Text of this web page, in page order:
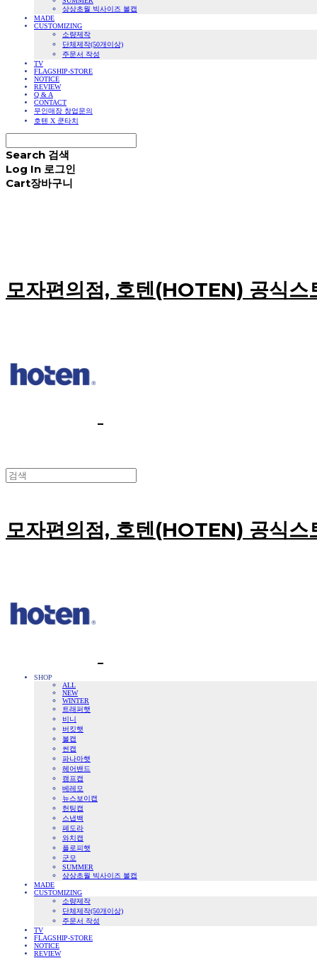
상상초월 빅사이즈 볼캡
MADE
CUSTOMIZING
소량제작
단체제작(50개이상)
주문서 작성
TV
FLAGSHIP-STORE
NOTICE
REVIEW
Q & A
CONTACT
무인매장 창업문의
호텐 X 쿤타치
Search 검색
Log In 로그인
Cart장바구니
모자편의점, 호텐(HOTEN) 공식스
모자편의점, 호텐(HOTEN) 공식스
SHOP
ALL
NEW
WINTER
트래퍼햇
비니
버킷햇
볼캡
썬캡
파나마햇
헤어밴드
캠프캡
베레모
뉴스보이캡
헌팅캡
스냅백
페도라
와치캡
플로피햇
군모
SUMMER
상상초월 빅사이즈 볼캡
MADE
CUSTOMIZING
소량제작
단체제작(50개이상)
주문서 작성
TV
FLAGSHIP-STORE
NOTICE
REVIEW